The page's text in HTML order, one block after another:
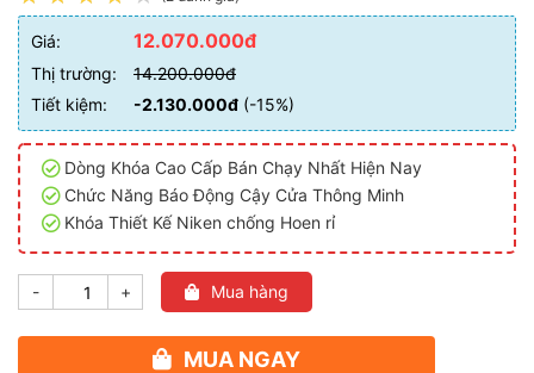
Giá: 12.070.000đ
Thị trường:
14.200.000đ
Tiết kiệm:
-2.130.000đ (-15%)
Dòng Khóa Cao Cấp Bán Chạy Nhất Hiện Nay
Chức Năng Báo Động Cậy Cửa Thông Minh
Khóa Thiết Kế Niken chống Hoen rỉ
- + Mua hàng
MUA NGAY